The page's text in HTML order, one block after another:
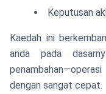
Keputusan
Kaedah ini
anda pada
dengan sangat cepat.